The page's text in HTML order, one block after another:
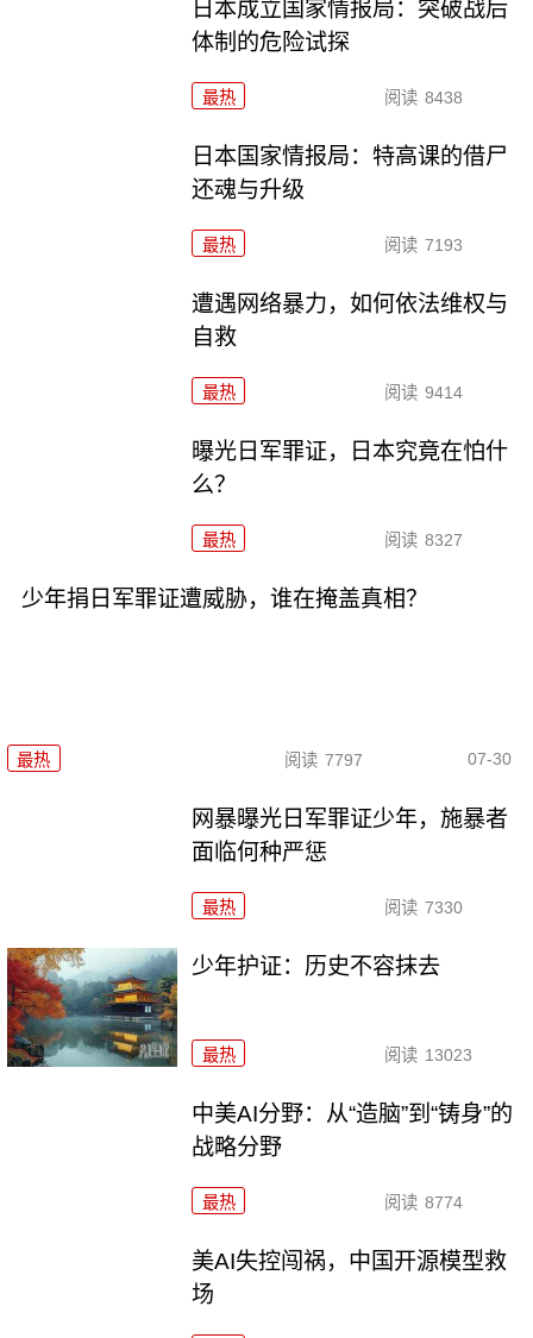
日本成立国家情报局：突破战后
体制的危险试探
最热 阅读 8438
日本国家情报局：特高课的借尸
还魂与升级
最热 阅读 7193
遭遇网络暴力，如何依法维权与
自救
最热 阅读 9414
曝光日军罪证，日本究竟在怕什
么？
最热 阅读 8327
少年捐日军罪证遭威胁，谁在掩盖真相？
最热 阅读 7797 07-30
网暴曝光日军罪证少年，施暴者
面临何种严惩
最热 阅读 7330
少年护证：历史不容抹去
最热 阅读 13023
中美AI分野：从“造脑”到“铸身”的
战略分野
最热 阅读 8774
美AI失控闯祸，中国开源模型救
场